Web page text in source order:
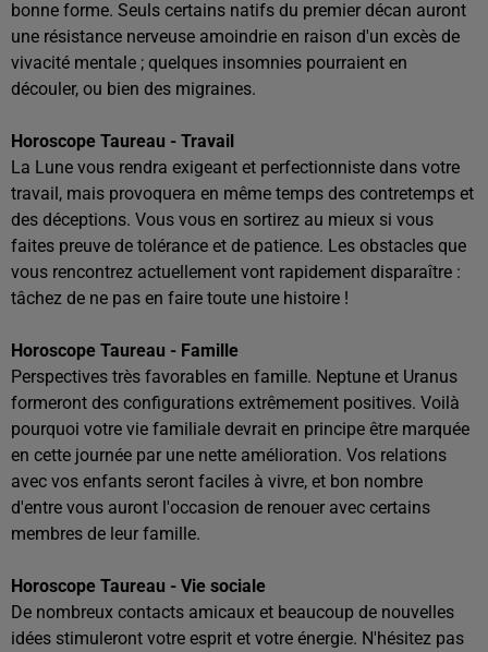
bonne forme. Seuls certains natifs du premier décan auront
une résistance nerveuse amoindrie en raison d'un excès de
vivacité mentale ; quelques insomnies pourraient en
découler, ou bien des migraines.
Horoscope Taureau - Travail
La Lune vous rendra exigeant et perfectionniste dans votre
travail, mais provoquera en même temps des contretemps et
des déceptions. Vous vous en sortirez au mieux si vous
faites preuve de tolérance et de patience. Les obstacles que
vous rencontrez actuellement vont rapidement disparaître :
tâchez de ne pas en faire toute une histoire !
Horoscope Taureau - Famille
Perspectives très favorables en famille. Neptune et Uranus
formeront des configurations extrêmement positives. Voilà
pourquoi votre vie familiale devrait en principe être marquée
en cette journée par une nette amélioration. Vos relations
avec vos enfants seront faciles à vivre, et bon nombre
d'entre vous auront l'occasion de renouer avec certains
membres de leur famille.
Horoscope Taureau - Vie sociale
De nombreux contacts amicaux et beaucoup de nouvelles
idées stimuleront votre esprit et votre énergie. N'hésitez pas